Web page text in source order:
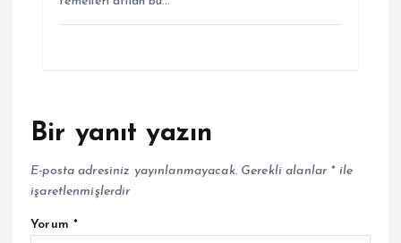
Bir yanıt yazın
E-posta adresiniz yayınlanmayacak. Gerekli alanlar *ile
işaretlenmişlerdir
Yorum *